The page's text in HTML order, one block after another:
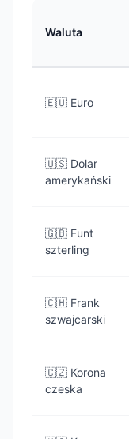
Waluta
🇪🇺 Euro
🇺🇸 Dolar
amerykański
🇬🇧 Funt
szterling
🇨🇭 Frank
szwajcarski
🇨🇿 Korona
czeska